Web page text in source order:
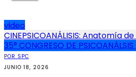
video
Navegación
de
entradas
CINEPSICOANÁLISIS: Anatomía
35° CONGRESO DE PSICOANÁLSIS
POR SPC
JUNIO 18, 2026